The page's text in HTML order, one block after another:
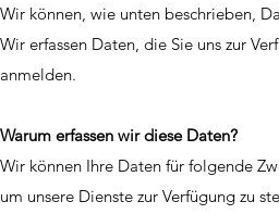
Wir können, wie unten beschrieben,
Wir erfassen Daten, die Sie uns zur
anmelden.
Warum erfassen wir diese Daten?
Wir können Ihre Daten für folgende
um unsere Dienste zur Verfügung zu